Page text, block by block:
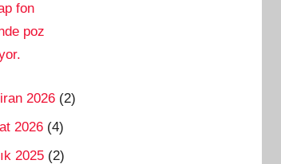
2026 (2)
2026 (4)
2025 (2)